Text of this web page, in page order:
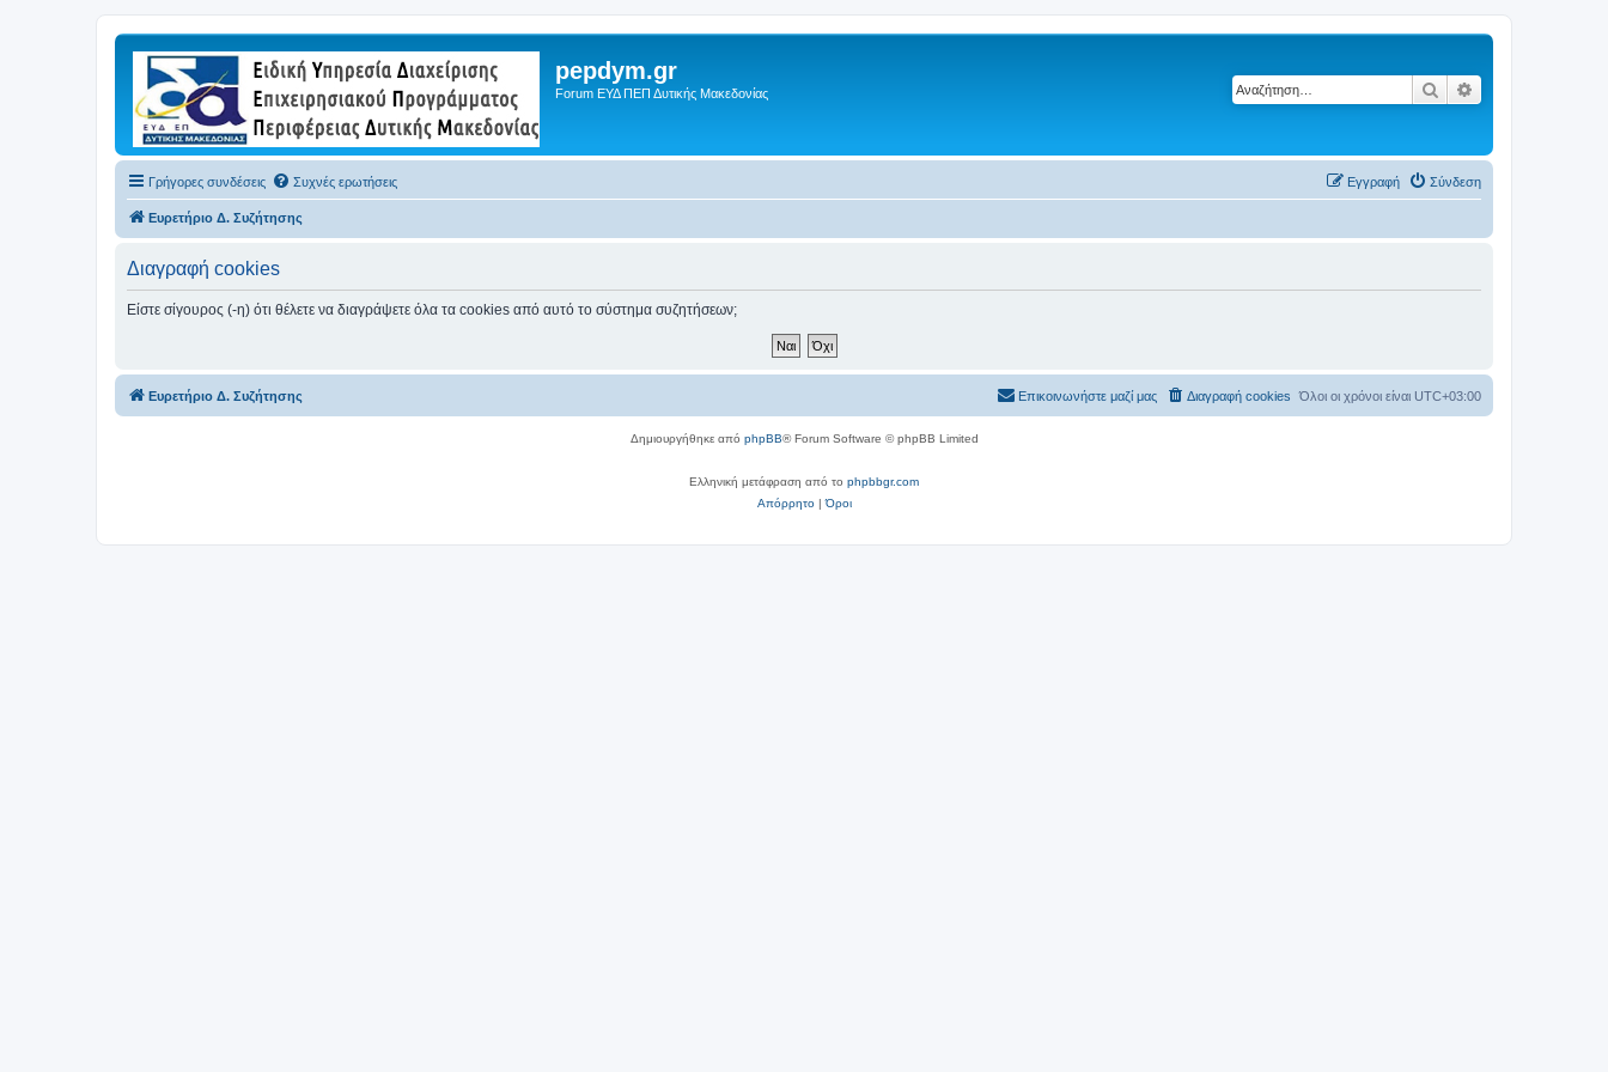
pepdym.gr
Forum ΕΥΔ ΠΕΠ Δυτικής Μακεδονίας Αναζήτηση
Γρήγορες συνδέσεις Συχνές ερωτήσεις Σύνδεση
Εγγραφή
Ευρετήριο Δ. Συζήτησης
Διαγραφή cookies
Είστε σίγουρος (-η) ότι θέλετε να διαγράψετε όλα τα cookies από αυτό το σύστημα συζητήσεων;
Ευρετήριο Δ. Συζήτησης Όλοι οι χρόνοι είναι UTC+03:00
Διαγραφή cookies
Επικοινωνήστε μαζί μας
Δημιουργήθηκε από phpBB® Forum Software © phpBB Limited
Ελληνική μετάφραση από το phpbbgr.com
Απόρρητο|Όροι